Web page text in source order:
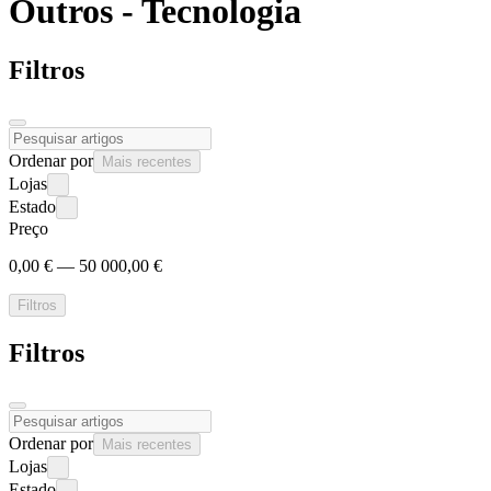
Outros - Tecnologia
Filtros
Ordenar por Mais recentes
Lojas
Estado
Preço
0,00 € — 50 000,00 €
Filtros
Filtros
Ordenar por Mais recentes
Lojas